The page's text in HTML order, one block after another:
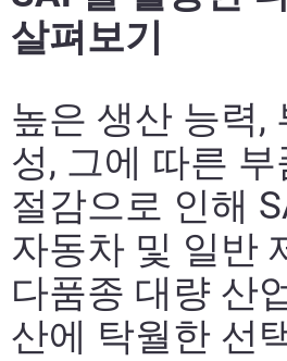
살펴보기
높은 생산 능력,
성, 그에 따른
절감으로 인해
자동차 및 일반
다품종 대량 산
산에 탁월한 선